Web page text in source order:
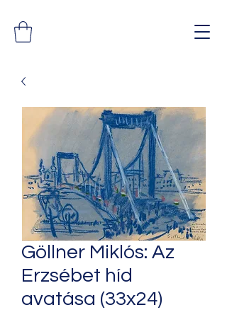
Göllner Miklós: Az
Erzsébet híd
avatása (33x24)